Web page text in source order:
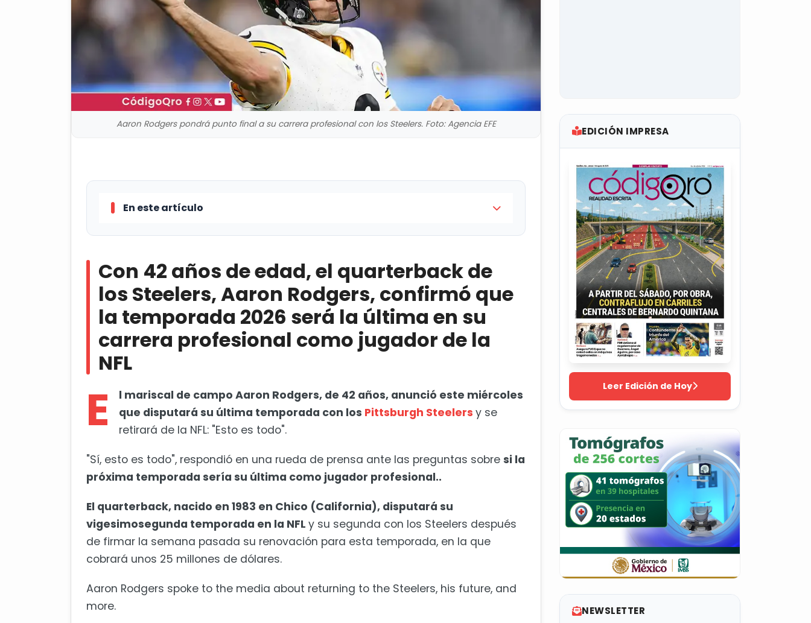
Aaron Rodgers pondrá punto final a su carrera profesional con los Steelers. Foto: Agencia EFE
En este artículo
Con Aston Villa, Unai Emery conquista su quinta Europa League
Con 42 años de edad, el quarterback de
los Steelers, Aaron Rodgers, confirmó que
la temporada 2026 será la última en su
carrera profesional como jugador de la
NFL
E
l mariscal de campo Aaron Rodgers, de 42 años, anunció este miércoles
que disputará su última temporada con los Pittsburgh Steelers y se
retirará de la NFL: "Esto es todo".
"Sí, esto es todo", respondió en una rueda de prensa ante las preguntas sobre si la
próxima temporada sería su última como jugador profesional..
El quarterback, nacido en 1983 en Chico (California), disputará su
vigesimosegunda temporada en la NFL y su segunda con los Steelers después
de firmar la semana pasada su renovación para esta temporada, en la que
cobrará unos 25 millones de dólares.
Aaron Rodgers spoke to the media about returning to the Steelers, his future, and
more.
EDICIÓN IMPRESA
Leer Edición de Hoy
NEWSLETTER